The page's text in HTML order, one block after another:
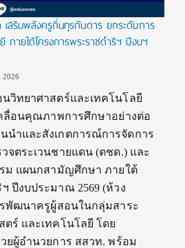
สริมพลังครูถิ่นทุรกันดาร ยกระดับการ
ภายใต้โครงการพระราชดำริฯ ปีงบฯ
2026
วิทยาศาสตร์และเทคโนโลยี
ลื่อนคุณภาพการศึกษาอย่างต่อ
นำและสังเกตการณ์การจัดการ
วจตระเวนชายแดน (ตชด.) และ
ม แผนกสามัญศึกษา ภายใต้
ปีงบประมาณ 2569 (ห้วง
พัฒนาครูผู้สอนในกลุ่มสาระ
ร์ และเทคโนโลยี โดย
ยผู้อำนวยการ สสวท. พร้อม